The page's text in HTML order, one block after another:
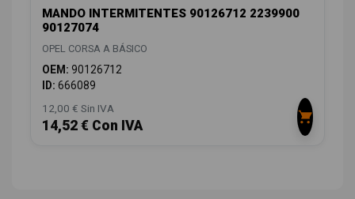
MANDO INTERMITENTES 90126712 2239900
90127074
OPEL CORSA A BÁSICO
OEM: 90126712
ID: 666089
12,00 € Sin IVA
14,52 € Con IVA